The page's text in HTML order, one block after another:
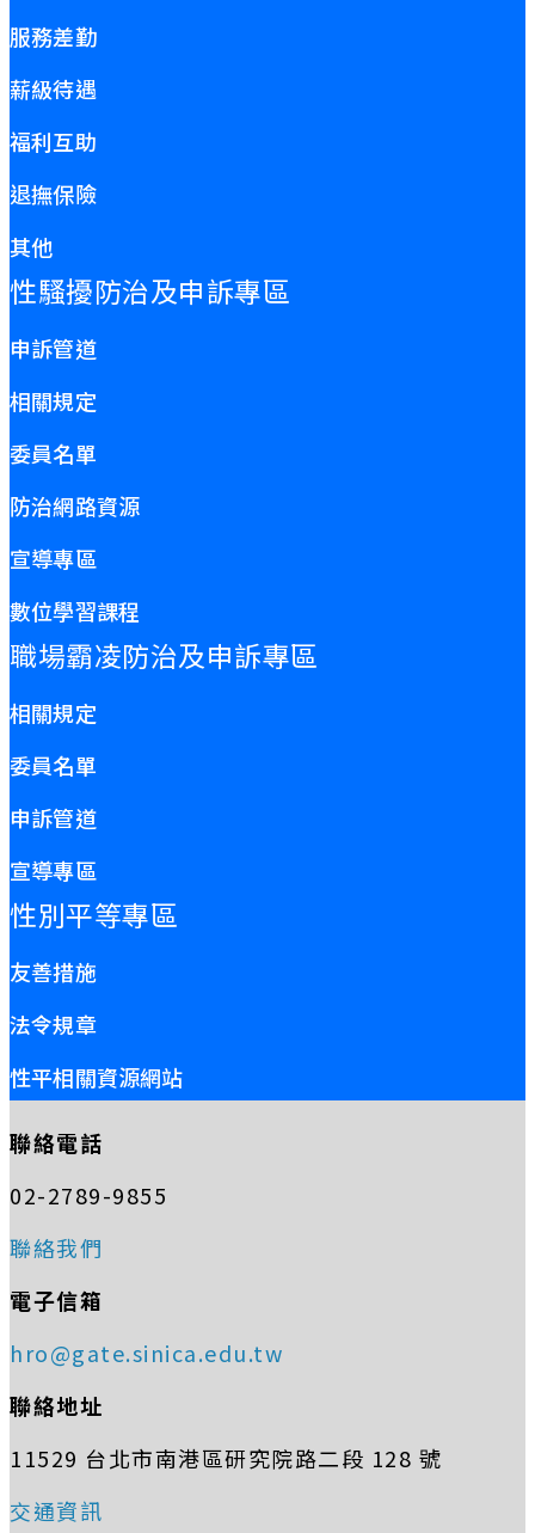
服務差勤
薪級待遇
福利互助
退撫保險
其他
性騷擾防治及申訴專區
申訴管道
相關規定
委員名單
防治網路資源
宣導專區
數位學習課程
職場霸凌防治及申訴專區
相關規定
委員名單
申訴管道
宣導專區
性別平等專區
友善措施
法令規章
性平相關資源網站
聯絡電話
02-2789-9855
聯絡我們
電子信箱
hro@gate.sinica.edu.tw
聯絡地址
11529 台北市南港區研究院路二段 128 號
交通資訊